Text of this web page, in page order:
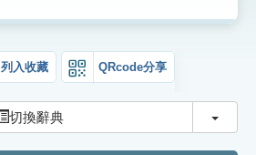
列入收藏 QRcode分享
切換辭典 切換